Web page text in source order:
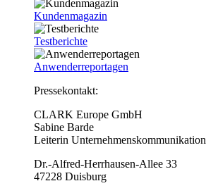
Kundenmagazin
Testberichte
Anwenderreportagen
Pressekontakt:
CLARK Europe GmbH
Sabine Barde
Leiterin Unternehmenskommunikation
Dr.-Alfred-Herrhausen-Allee 33
47228 Duisburg